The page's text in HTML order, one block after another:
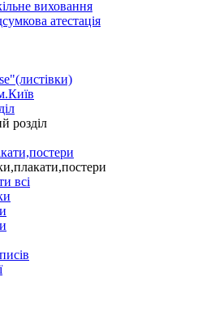
виховання
атестація
розділ
всі